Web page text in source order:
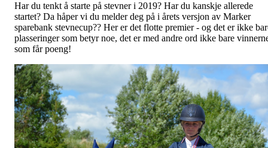
Har du tenkt å starte på stevner i 2019? Har du kanskje allerede
startet? Da håper vi du melder deg på i årets versjon av Marker
sparebank stevnecup?? Her er det flotte premier - og det er ikke
plasseringer som betyr noe, det er med andre ord ikke bare
som får poeng!